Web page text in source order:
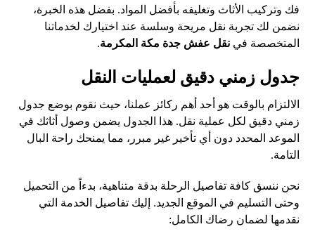
فك وتركيب الأثاث وتغليفه بأفضل المواد. بفضل هذه الخبرة،
نضمن لك تجربة نقل مريحة وسلسة عند اختيارك لخدماتنا
المتخصصة فينقل عفش جدة مكة المكرمة.
جدول زمني دقيق لعمليات النقل
الالتزام بالوقت هو أحد أهم ركائز عملنا، حيث نقوم بوضع جدول
زمني دقيق لكل عملية نقل. هذا الجدول يضمن وصول أثاثك في
الموعد المحدد دون أي تأخير غير مبرر، مما يمنحك راحة البال
التامة.
نحن ننسق كافة تفاصيل الرحلة بدقة متناهية، بدءاً من التحميل
وحتى التسليم في الموقع الجديد. إليك تفاصيل الخدمة التي
نقدمها لضمان رضاك الكامل: